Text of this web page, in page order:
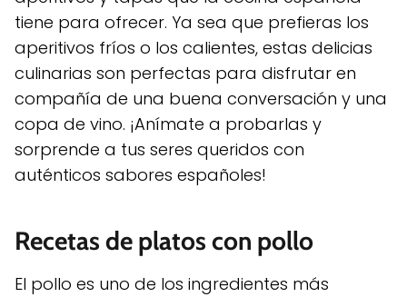
tiene para ofrecer. Ya sea que prefieras los
aperitivos fríos o los calientes, estas delicias
culinarias son perfectas para disfrutar en
compañía de una buena conversación y una
copa de vino. ¡Anímate a probarlas y
sorprende a tus seres queridos con
auténticos sabores españoles!
Recetas de platos con pollo
El pollo es uno de los ingredientes más